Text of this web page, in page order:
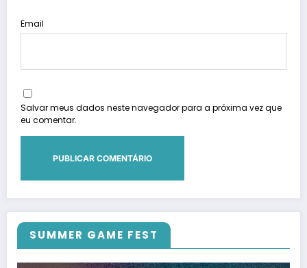
Email
Salvar meus dados neste navegador para a próxima vez que
eu comentar.
SUMMER GAME FEST